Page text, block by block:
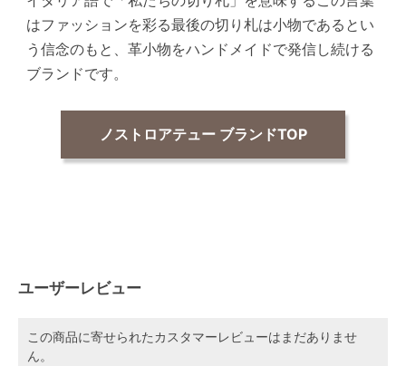
はファッションを彩る最後の切り札は小物であるとい
う信念のもと、革小物をハンドメイドで発信し続ける
ブランドです。
ノストロアテュー ブランドTOP
ユーザーレビュー
この商品に寄せられたカスタマーレビューはまだありませ
ん。